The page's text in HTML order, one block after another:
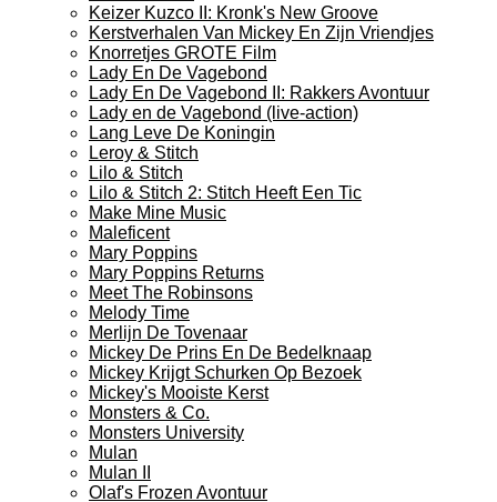
Keizer Kuzco II: Kronk's New Groove
Kerstverhalen Van Mickey En Zijn Vriendjes
Knorretjes GROTE Film
Lady En De Vagebond
Lady En De Vagebond II: Rakkers Avontuur
Lady en de Vagebond (live-action)
Lang Leve De Koningin
Leroy & Stitch
Lilo & Stitch
Lilo & Stitch 2: Stitch Heeft Een Tic
Make Mine Music
Maleficent
Mary Poppins
Mary Poppins Returns
Meet The Robinsons
Melody Time
Merlijn De Tovenaar
Mickey De Prins En De Bedelknaap
Mickey Krijgt Schurken Op Bezoek
Mickey's Mooiste Kerst
Monsters & Co.
Monsters University
Mulan
Mulan II
Olaf's Frozen Avontuur